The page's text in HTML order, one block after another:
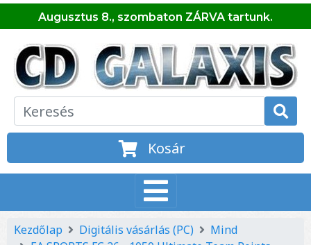
Augusztus 8., szombaton ZÁRVA tartunk.
Kosár
Kezdőlap Digitális vásárlás (PC)
Mind